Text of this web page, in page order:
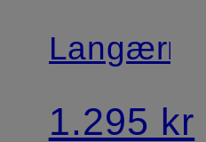
1.295 kr